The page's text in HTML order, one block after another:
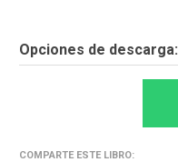
Opciones de descarga:
COMPARTE ESTE LIBRO: